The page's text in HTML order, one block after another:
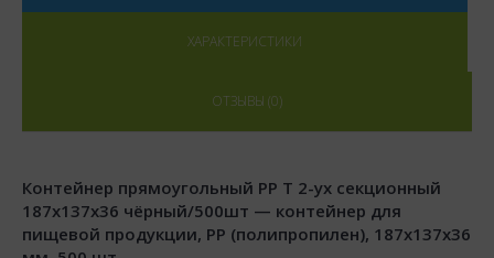
ХАРАКТЕРИСТИКИ
ОТЗЫВЫ (0)
Контейнер прямоугольный РР Т 2-ух секционный
187х137х36 чёрный/500шт — контейнер для
пищевой продукции, PP (полипропилен), 187x137x36